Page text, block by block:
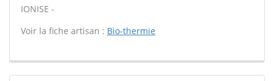
IONISE -
Voir la fiche artisan : Bio-thermie